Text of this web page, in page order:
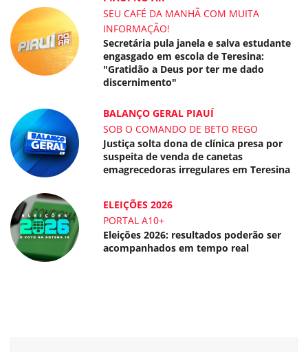
SEU CAFÉ DA MANHÃ COM MUITA
INFORMAÇÃO!
Secretária pula janela e salva estudante
engasgado em escola de Teresina:
"Gratidão a Deus por ter me dado
discernimento"
BALANÇO GERAL PIAUÍ
SOB O COMANDO DE BETO REGO
Justiça solta dona de clínica presa por
suspeita de venda de canetas
emagrecedoras irregulares em Teresina
ELEIÇÕES 2026
PORTAL A10+
Eleições 2026: resultados poderão ser
acompanhados em tempo real